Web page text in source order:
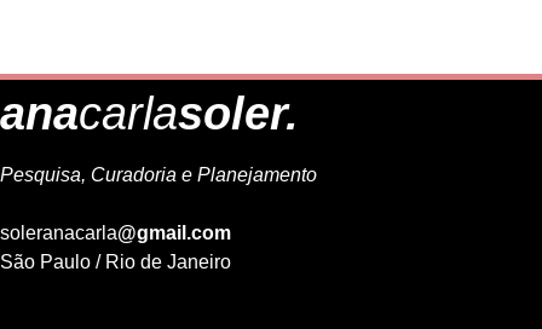
anacarlasoler.
Pesquisa, Curadoria e Planejamento
soleranacarla@gmail.com
São Paulo / Rio de Janeiro